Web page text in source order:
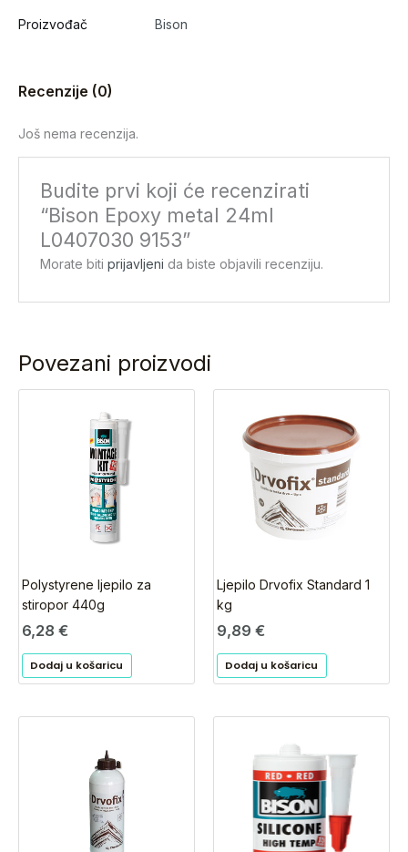
Proizvođač Bison
Recenzije (0)
Još nema recenzija.
Budite prvi koji će recenzirati
“Bison Epoxy metal 24ml
L0407030 9153”
Morate bitiprijavljeni da biste objavili recenziju.
Povezani proizvodi
Polystyrene ljepilo za
stiropor 440g
6,28 €
Dodaj u košaricu
Ljepilo Drvofix Standard 1
kg
9,89 €
Dodaj u košaricu